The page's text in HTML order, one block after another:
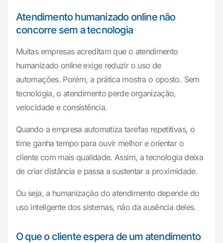
Atendimento humanizado online não
concorre sem a tecnologia
Muitas empresas acreditam que o atendimento
humanizado online exige reduzir o uso de
automações. Porém, a prática mostra o oposto. Sem
tecnologia, o atendimento perde organização,
velocidade e consistência.
Quando a empresa automatiza tarefas repetitivas, o
time ganha tempo para ouvir melhor e orientar o
cliente com mais qualidade. Assim, a tecnologia deixa
de criar distância e passa a sustentar a proximidade.
Ou seja, a humanização do atendimento depende do
uso inteligente dos sistemas, não da ausência deles.
O que o cliente espera de um atendimento